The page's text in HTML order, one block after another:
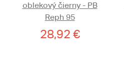
oblekový čierny - PB
Reph 95
28,92 €